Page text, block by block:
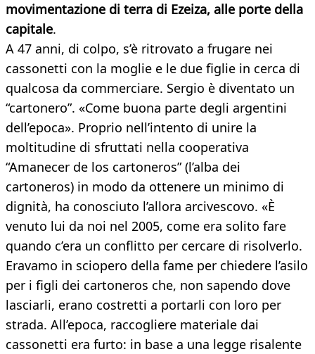
movimentazione di terra di Ezeiza, alle porte della
capitale.
A 47 anni, di colpo, s’è ritrovato a frugare nei
cassonetti con la moglie e le due figlie in cerca di
qualcosa da commerciare. Sergio è diventato un
“cartonero”. «Come buona parte degli argentini
dell’epoca». Proprio nell’intento di unire la
moltitudine di sfruttati nella cooperativa
“Amanecer de los cartoneros” (l’alba dei
cartoneros) in modo da ottenere un minimo di
dignità, ha conosciuto l’allora arcivescovo. «È
venuto lui da noi nel 2005, come era solito fare
quando c’era un conflitto per cercare di risolverlo.
Eravamo in sciopero della fame per chiedere l’asilo
per i figli dei cartoneros che, non sapendo dove
lasciarli, erano costretti a portarli con loro per
strada. All’epoca, raccogliere materiale dai
cassonetti era furto: in base a una legge risalente